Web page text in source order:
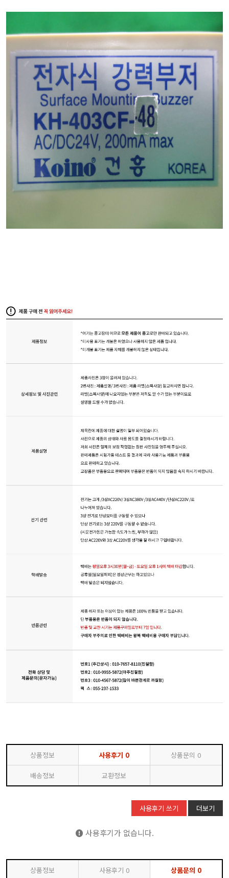
상품정보 사용후기 0 상품문의 0
배송정보 교환정보
사용후기 쓰기 더보기
사용후기가 없습니다.
상품정보 사용후기 0 상품문의 0